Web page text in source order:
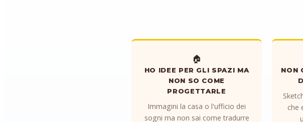
🏠
HO IDEE PER GLI SPAZI MA
NON SO COME
PROGETTARLE
Immagini la casa o l'ufficio dei
sogni ma non sai come tradurre
NON
che